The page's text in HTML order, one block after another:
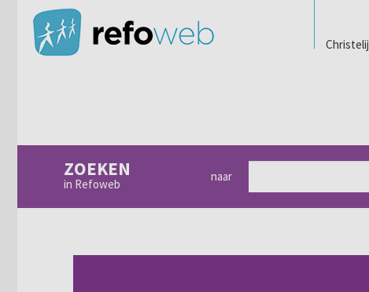
ZOEKEN
in Refoweb
naar